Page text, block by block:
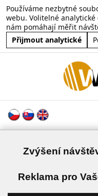
Používáme nezbytné
webu. Volitelné analytické
nám pomáhají měřit
Přijmout analytické
Zvýšení
Reklama pro